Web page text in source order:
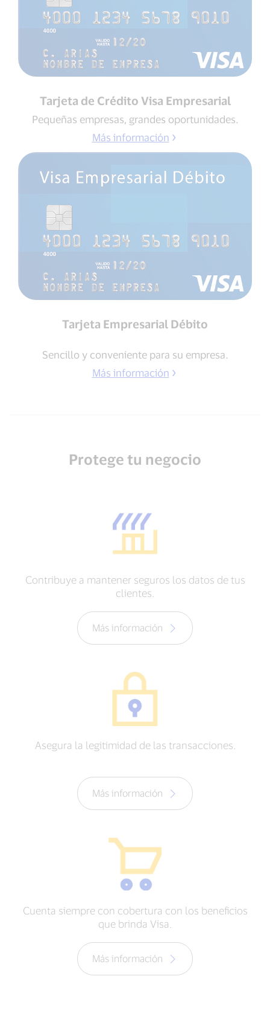
Tarjeta de Crédito Visa Empresarial
Pequeñas empresas, grandes oportunidades.
Más información
Tarjeta Empresarial Débito
Sencillo y conveniente para su empresa.
Más información
Protege tu negocio
Contribuye a mantener seguros los datos de tus
clientes.
Más información
Asegura la legitimidad de las transacciones.
Más información
Cuenta siempre con cobertura con los beneficios
que brinda Visa.
Más información